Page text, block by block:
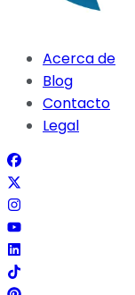
Acerca de
Blog
Contacto
Legal